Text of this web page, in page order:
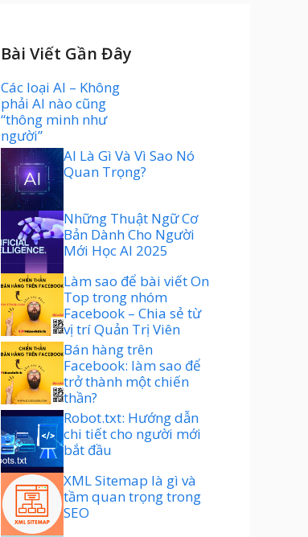
Bài Viết Gần Đây
Các loại AI – Không
phải AI nào cũng
“thông minh như
người”
AI Là Gì Và Vì Sao Nó
Quan Trọng?
Những Thuật Ngữ Cơ
Bản Dành Cho Người
Mới Học AI 2025
Làm sao để bài viết On
Top trong nhóm
Facebook – Chia sẻ từ
vị trí Quản Trị Viên
Bán hàng trên
Facebook: làm sao để
trở thành một chiến
thần?
Robot.txt: Hướng dẫn
chi tiết cho người mới
bắt đầu
XML Sitemap là gì và
tầm quan trọng trong
SEO